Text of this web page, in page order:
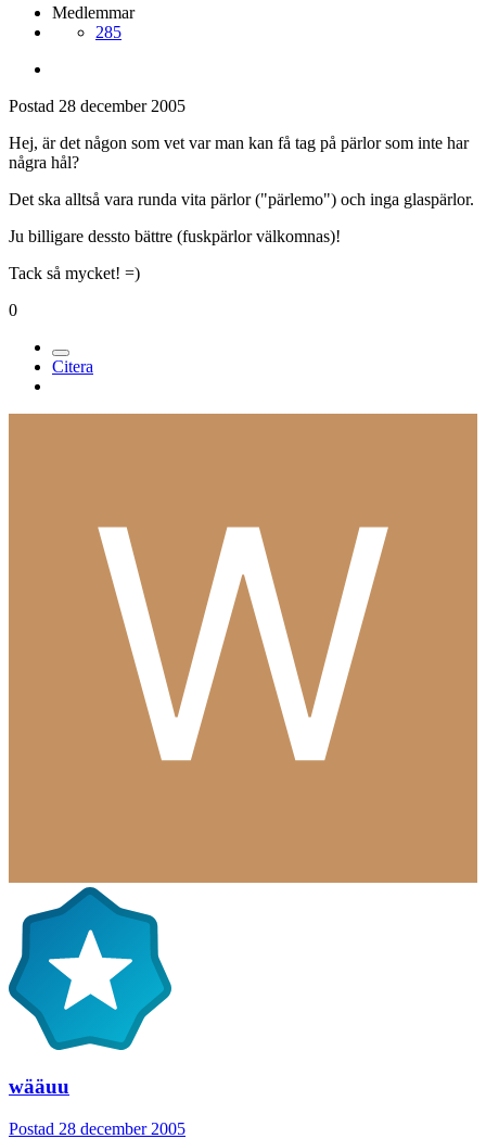
Medlemmar
285
Postad 28 december 2005
Hej, är det någon som vet var man kan få tag på pärlor som inte har
några hål?
Det ska alltså vara runda vita pärlor ("pärlemo") och inga glaspärlor.
Ju billigare dessto bättre (fuskpärlor välkomnas)!
Tack så mycket! =)
0
Citera
wääuu
Postad 28 december 2005